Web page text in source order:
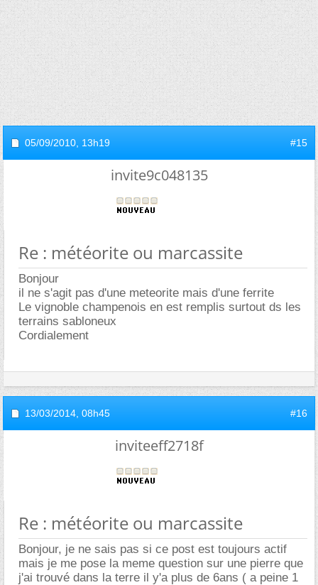
05/09/2010, 13h19 #15
invite9c048135
Re : météorite ou marcassite
Bonjour
il ne s'agit pas d'une meteorite mais d'une ferrite
Le vignoble champenois en est remplis surtout ds les
terrains sabloneux
Cordialement
13/03/2014, 08h45 #16
inviteeff2718f
Re : météorite ou marcassite
Bonjour, je ne sais pas si ce post est toujours actif
mais je me pose la meme question sur une pierre que
j'ai trouvé dans la terre il y'a plus de 6ans ( a peine 1